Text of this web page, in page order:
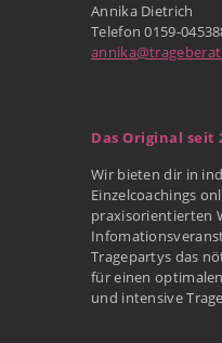
Annika Dietrich
Telefon 0159-
Das Original seit
Wir bieten dir in
Einzelcoachings
praxisorientierten
Tragepartys das
für einen
und intensive